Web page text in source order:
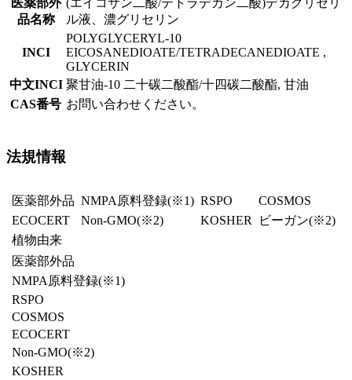
医薬部外
品名称
(エイコサン二酸/テトラデカン二酸)デカグリセリ
ル液、濃グリセリン
INCI
POLYGLYCERYL-10
EICOSANEDIOATE/TETRADECANEDIOATE ,
GLYCERIN
中文INCI 聚甘油-10 二十碳二酸酯/十四碳二酸酯, 甘油
CAS番号 お問い合わせください。
法規情報
医薬部外品 NMPA原料登録(※1) RSPO
COSMOS
ECOCERT
Non-GMO(※2) KOSHER ビーガン(※2)
植物由来
医薬部外品
NMPA原料登録(※1)
RSPO
COSMOS
ECOCERT
Non-GMO(※2)
KOSHER